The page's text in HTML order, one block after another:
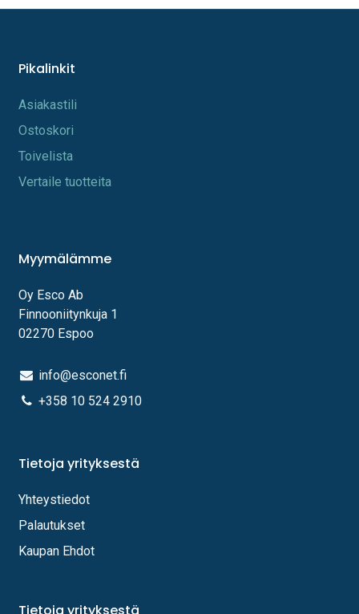
Pikalinkit
A​s​iakastili
Os​toskori
Toi​velista
Vertaile tuotteita
Myymälämme
Oy Esco Ab
Finnooniitynkuja 1
02270 Espoo
info@esconet.fi
+358 10 524 2910
Tietoja yrityksestä
Yhteystiedot
Palautukset
Kaupan Ehdot